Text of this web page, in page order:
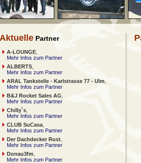
AktuellePartner
A-LOUNGE,
Mehr Infos zum Partner
ALBERTS,
Mehr Infos zum Partner
ARAL Tankstelle - Karlstrasse 77 - Ulm,
Mehr Infos zum Partner
B&J Rocket Sales AG
Mehr Infos zum Partner
Chilly`s,
Mehr Infos zum Partner
CLUB SuCasa,
Mehr Infos zum Partner
Der Dachdecker Rust,
Mehr Infos zum Partner
Donau3fm
Mehr Infos zum Partner